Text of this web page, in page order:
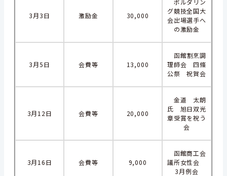
3月3日 激励金 30,000
グ競技全国大
会出場選手へ
の激励金
3月5日 会費等 13,000
函館割烹調
理師会 四條
公祭 祝賀会
3月12日 会費等 20,000
金道 太朗
氏 旭日双光
章受賞を祝う
会
3月16日 会費等 9,000
函館商工会
議所女性会
3月例会